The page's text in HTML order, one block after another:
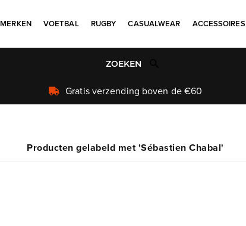
MERKEN VOETBAL RUGBY CASUALWEAR ACCESSOIRES
Producten gelabeld met 'Sébastien Chabal'